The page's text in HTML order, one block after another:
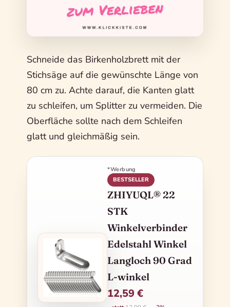
Schneide das Birkenholzbrett mit der
Stichsäge auf die gewünschte Länge von
80 cm zu. Achte darauf, die Kanten glatt
zu schleifen, um Splitter zu vermeiden. Die
Oberfläche sollte nach dem Schleifen
glatt und gleichmäßig sein.
*Werbung
BESTSELLER
ZHIYUQL® 22
STK
Winkelverbinder
Edelstahl Winkel
Langloch 90 Grad
L-winkel
12,59 €